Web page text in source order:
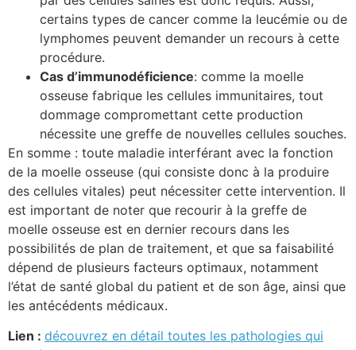
certains types de cancer comme la leucémie ou de
lymphomes peuvent demander un recours à cette
procédure.
Cas d’immunodéficience: comme la moelle
osseuse fabrique les cellules immunitaires, tout
dommage compromettant cette production
nécessite une greffe de nouvelles cellules souches.
En somme : toute maladie interférant avec la fonction
de la moelle osseuse (qui consiste donc à la produire
des cellules vitales) peut nécessiter cette intervention. Il
est important de noter que recourir à la greffe de
moelle osseuse est en dernier recours dans les
possibilités de plan de traitement, et que sa faisabilité
dépend de plusieurs facteurs optimaux, notamment
l’état de santé global du patient et de son âge, ainsi que
les antécédents médicaux.
Lien : découvrez en détail toutes les pathologies qui